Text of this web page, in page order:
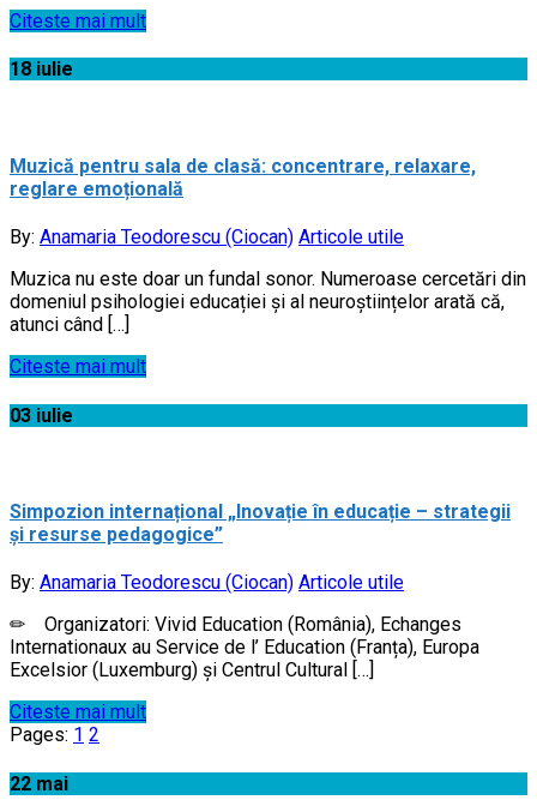
Citeste mai mult
18 iulie
Muzică pentru sala de clasă: concentrare, relaxare,
reglare emoțională
By: Anamaria Teodorescu (Ciocan) Articole utile
Muzica nu este doar un fundal sonor. Numeroase cercetări din
domeniul psihologiei educației și al neuroștiințelor arată că,
atunci când […]
Citeste mai mult
03 iulie
Simpozion internațional „Inovație în educație – strategii
și resurse pedagogice”
By: Anamaria Teodorescu (Ciocan) Articole utile
✏ Organizatori: Vivid Education (România), Echanges
Internationaux au Service de l’ Education (Franța), Europa
Excelsior (Luxemburg) și Centrul Cultural […]
Citeste mai mult
Pages: 1 2
22 mai